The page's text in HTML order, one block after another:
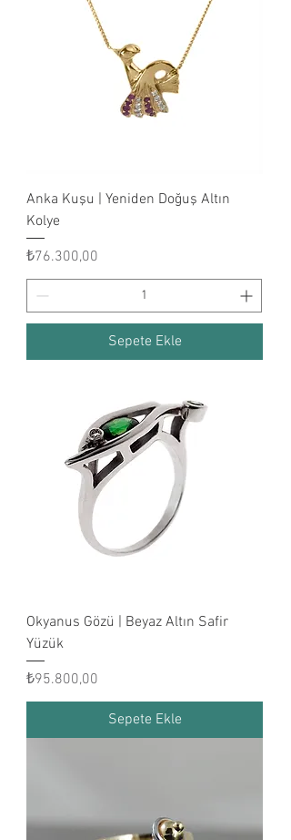
Anka Kuşu | Yeniden Doğuş Altın
Kolye
Fiyat
₺76.300,00
Sepete Ekle
Okyanus Gözü | Beyaz Altın Safir
Yüzük
Fiyat
₺95.800,00
Sepete Ekle